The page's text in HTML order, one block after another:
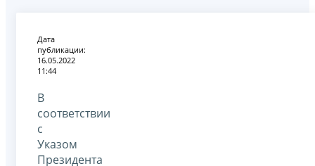
Дата
публикации:
16.05.2022
11:44
В
соответствии
с
Указом
Президента